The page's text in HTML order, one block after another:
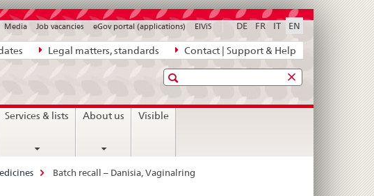
Legal matters, standards Contact | Support & Help
DE FR IT EN
Media Job vacancies eGov portal (applications) ElViS
Search
Services & lists About us Visible
Batch recall – Danisia, Vaginalring